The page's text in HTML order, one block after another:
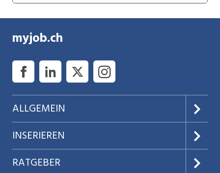
myjob.ch
ALLGEMEIN
Über uns
AGB
INSERIEREN
Preise & Leistungen
RATGEBER